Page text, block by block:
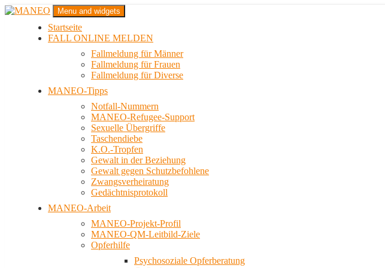
Zum
MANEO
Das schwule Anti-Gewalt-Projekt in Berlin
Menu and widgets
Startseite
FALL ONLINE MELDEN
Fallmeldung für Männer
Fallmeldung für Frauen
Fallmeldung für Diverse
MANEO-Tipps
Notfall-Nummern
MANEO-Refugee-Support
Sexuelle Übergriffe
Taschendiebe
K.O.-Tropfen
Gewalt in der Beziehung
Gewalt gegen Schutzbefohlene
Zwangsverheiratung
Gedächtnisprotokoll
MANEO-Arbeit
MANEO-Projekt-Profil
MANEO-QM-Leitbild-Ziele
Opferhilfe
Psychosoziale Opferberatung